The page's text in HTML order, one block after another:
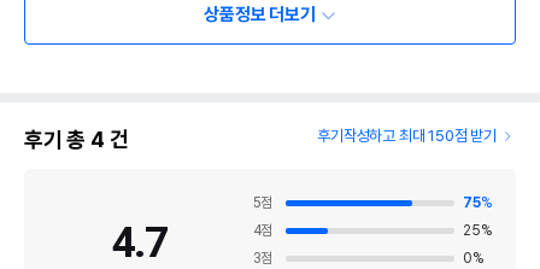
상품정보 더보기
후기 총 4 건 후기작성하고 최대 150점 받기
4.7
5점 75%
4점 25%
3점 0%